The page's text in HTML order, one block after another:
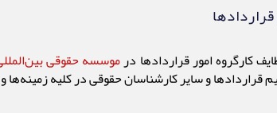
کارگروه امور قراردادها درموسسه حقوقی
قراردادها و سایر کارشناسان حقوقی در کلیه